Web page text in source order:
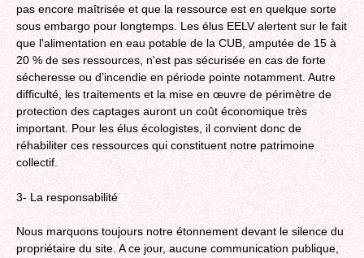
pas encore maîtrisée et que la ressource est en quelque sorte
sous embargo pour longtemps. Les élus EELV alertent sur le fait
que l'alimentation en eau potable de la CUB, amputée de 15 à
20 % de ses ressources, n'est pas sécurisée en cas de forte
sécheresse ou d’incendie en période pointe notamment. Autre
difficulté, les traitements et la mise en œuvre de périmètre de
protection des captages auront un coût économique très
important. Pour les élus écologistes, il convient donc de
réhabiliter ces ressources qui constituent notre patrimoine
collectif.
3- La responsabilité
Nous marquons toujours notre étonnement devant le silence du
propriétaire du site. A ce jour, aucune communication publique,